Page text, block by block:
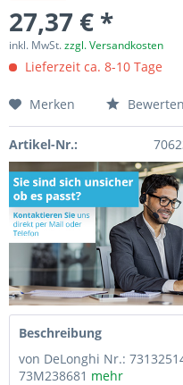
27,37 € *
inkl. MwSt.zzgl. Versandkosten
Lieferzeit ca. 8-10 Tage
Merken Bewerten
Artikel-Nr.:
Beschreibung
von DeLonghi Nr.:
73M238681 mehr